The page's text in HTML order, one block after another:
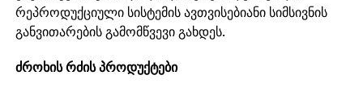
რეპროდუქციული სისტემის ავთვისებიანი სიმსივნის
განვითარების გამომწვევი გახდეს.
ძროხის რძის პროდუქტები